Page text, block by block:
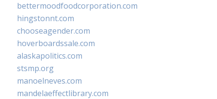
bettermoodfoodcorporation.com
hingstonnt.com
chooseagender.com
hoverboardssale.com
alaskapolitics.com
stsmp.org
manoelneves.com
mandelaeffectlibrary.com